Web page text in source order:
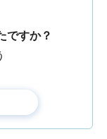
ですか？